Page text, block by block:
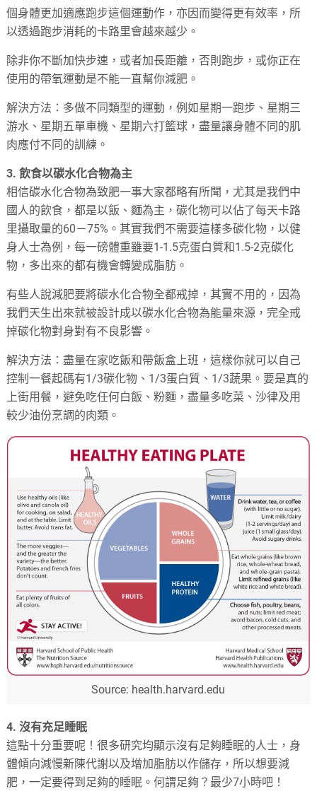
個身體更加適應跑步這個運動作，亦因而變得更有效率，所
以透過跑步消耗的卡路里會越來越少。
除非你不斷加快步速，或者加長距離，否則跑步，或你正在
使用的帶氧運動是不能一直幫你減肥。
解決方法：多做不同類型的運動，例如星期一跑步、星期三
游水、星期五單車機、星期六打籃球，盡量讓身體不同的肌
肉應付不同的訓練。
3. 飲食以碳水化合物為主
相信碳水化合物為致肥一事大家都略有所聞，尤其是我們中
國人的飲食，都是以飯、麵為主，碳化物可以佔了每天卡路
里攝取量的60－75%。其實我們不需要這樣多碳化物，以健
身人士為例，每一磅體重雖要1-1.5克蛋白質和1.5-2克碳化
物，多出來的都有機會轉變成脂肪。
有些人說減肥要將碳水化合物全都戒掉，其實不用的，因為
我們天生出來就被設計成以碳水化合物為能量來源，完全戒
掉碳化物對身對有不良影響。
解決方法：盡量在家吃飯和帶飯盒上班，這樣你就可以自己
控制一餐起碼有1/3碳化物、1/3蛋白質、1/3蔬果。要是真的
上街用餐，避免吃任何白飯、粉麵，盡量多吃菜、沙律及用
較少油份烹調的肉類。
Source: health.harvard.edu
4. 沒有充足睡眠
這點十分重要呢！很多研究均顯示沒有足夠睡眠的人士，身
體傾向減慢新陳代謝以及增加脂肪以作儲存，所以想要減
肥，一定要得到足夠的睡眠。何謂足夠？最少7小時吧！